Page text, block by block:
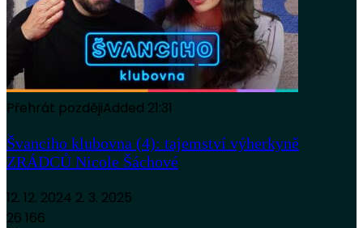
Přehrát pozdějiAdded 21:31
Švanciho klubovna (4): tajemství výherkyně
ZRÁDCŮ Nicole Šáchové
12. 12. 2024 2. 3. 2025
26 166